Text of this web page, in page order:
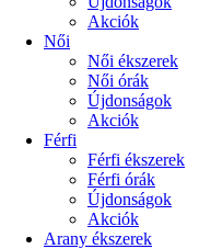
Akciók
Női
Női ékszerek
Női órák
Újdonságok
Akciók
Férfi
Férfi ékszerek
Férfi órák
Újdonságok
Akciók
Arany ékszerek